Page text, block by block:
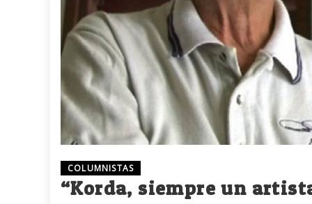
COLUMNISTAS
“Korda, siempre un